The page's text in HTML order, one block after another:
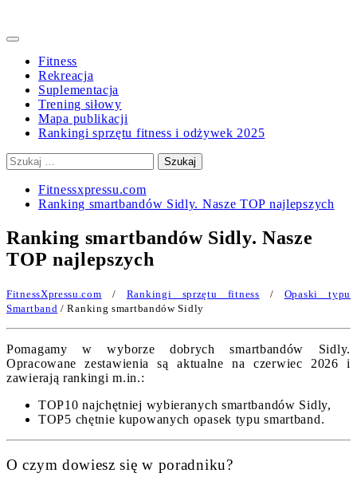
Primary
Fitness
Rekreacja
Suplementacja
Trening siłowy
Mapa publikacji
Rankingi sprzętu fitness i odżywek 2025
Szukaj:
Fitnessxpressu.com
Ranking smartbandów Sidly. Nasze TOP najlepszych
Ranking smartbandów Sidly. Nasze
TOP najlepszych
FitnessXpressu.com / Rankingi sprzętu fitness / Opaski typu
Smartband / Ranking smartbandów Sidly
Pomagamy w wyborze dobrych smartbandów Sidly.
Opracowane zestawienia są aktualne na czerwiec 2026 i
zawierają rankingi m.in.:
TOP10 najchętniej wybieranych smartbandów Sidly,
TOP5 chętnie kupowanych opasek typu smartband.
O czym dowiesz się w poradniku?